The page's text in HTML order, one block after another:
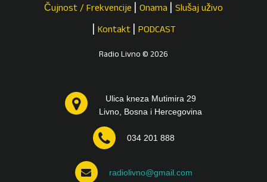
Čujnost / Frekvencije Onama Slušaj uživo
Kontakt PODCAST
Radio Livno © 2026
Ulica kneza Mutimira 29
Livno, Bosna i Hercegovina
034 201 888
radiolivno@gmail.com